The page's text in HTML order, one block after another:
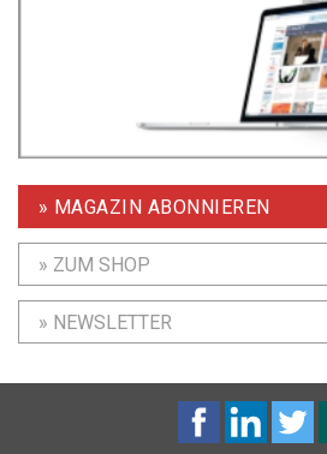
» MAGAZIN ABONNIEREN
» ZUM SHOP
» NEWSLETTER